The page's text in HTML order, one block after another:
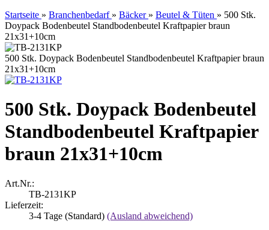
Startseite » Branchenbedarf » Bäcker » Beutel & Tüten » 500 Stk.
Doypack Bodenbeutel Standbodenbeutel Kraftpapier braun
21x31+10cm
500 Stk. Doypack Bodenbeutel Standbodenbeutel Kraftpapier braun
21x31+10cm
500 Stk. Doypack Bodenbeutel
Standbodenbeutel Kraftpapier
braun 21x31+10cm
Art.Nr.:
TB-2131KP
Lieferzeit:
3-4 Tage (Standard) (Ausland abweichend)